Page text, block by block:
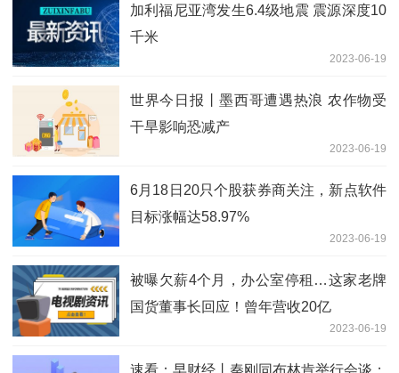
加利福尼亚湾发生6.4级地震 震源深度10
千米
2023-06-19
世界今日报丨墨西哥遭遇热浪 农作物受
干旱影响恐减产
2023-06-19
6月18日20只个股获券商关注，新点软件
目标涨幅达58.97%
2023-06-19
被曝欠薪4个月，办公室停租…这家老牌
国货董事长回应！曾年营收20亿
2023-06-19